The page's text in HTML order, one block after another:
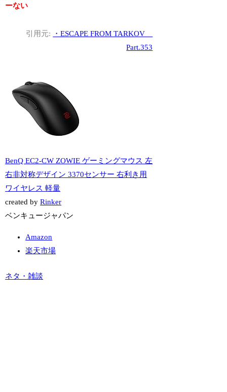
ーない
引用元:
・ESCAPE FROM TARKOV
Part.353
BenQ EC2-CW ZOWIE ゲーミングマウス 左
右非対称デザイン 3370センサー 右利き用
ワイヤレス 軽量
created byRinker
ベンキュージャパン
Amazon
楽天市場
ネタ・雑談